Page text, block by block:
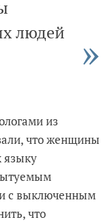
людей
из
что женщины
языку
с выключенным
что